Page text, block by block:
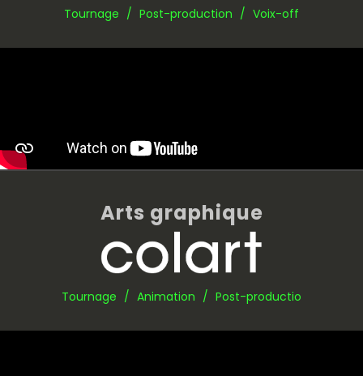
Tournage / Post-production / Voix-off
Arts graphique
Tournage / Animation / Post-productio